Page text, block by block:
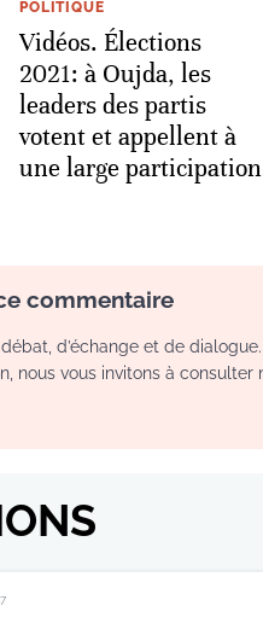
POLITIQUE
Vidéos. Élections
2021: à Oujda, les
leaders des partis
votent et appellent à
une large participation
commentaire
d’échange et de
nous vous invitons à consulter